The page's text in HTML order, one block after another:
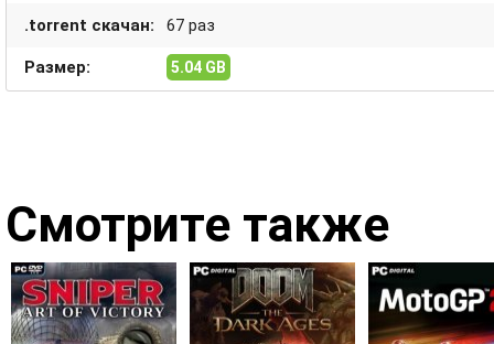
.torrent скачан: 67 раз
Размер: 5.04 GB
Смотрите также